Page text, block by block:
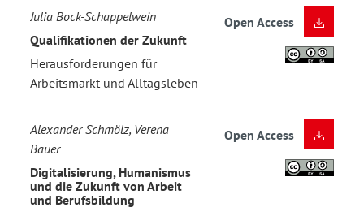
Julia Bock-Schappelwein
Qualifikationen der Zukunft
Herausforderungen für
Arbeitsmarkt und Alltagsleben
Open Access
Alexander Schmölz, Verena
Bauer
Digitalisierung, Humanismus
und die Zukunft von Arbeit
und Berufsbildung
Open Access